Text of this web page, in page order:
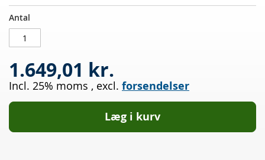
Dieselpartikelfilter
CITROEN
Picasso
1.6
HDI
115
PÅ
LAGER
Antal
1.649,01 kr.
Incl. 25% moms , excl. forsendelser
Læg i kurv